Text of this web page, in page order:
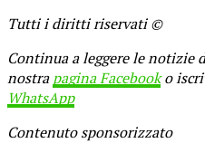
Tutti i diritti riservati ©
Continua a leggere le notizie
nostrapagina Facebooko
WhatsApp
Contenuto sponsorizzato